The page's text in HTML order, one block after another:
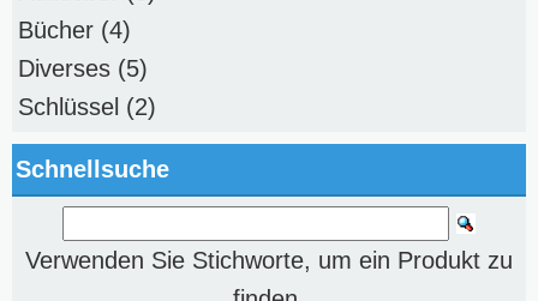
Bücher (4)
Diverses (5)
Schlüssel (2)
Schnellsuche
Verwenden Sie Stichworte, um ein Produkt zu